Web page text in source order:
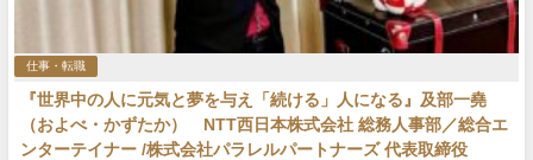
仕事・転職
『世界中の人に元気と夢を与え「続ける」人になる』及部一堯
（およべ・かずたか） NTT西日本株式会社 総務人事部／総合エ
ンターテイナー /株式会社パラレルパートナーズ 代表取締役